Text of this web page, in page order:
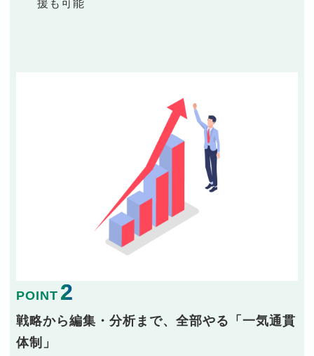
援も可能
POINT 2
戦略から編集・分析まで、全部やる「一気通貫
体制」